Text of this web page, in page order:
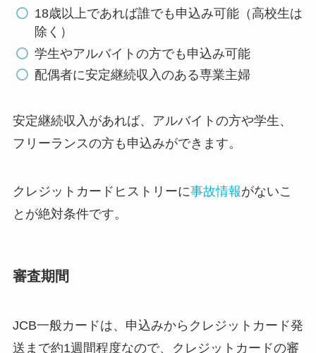
18歳以上であれば誰でも申込み可能（高校生は
除く）
学生やアルバイトの方でも申込み可能
配偶者に安定継続収入のある専業主婦
安定継続収入があれば、アルバイトの方や学生、
フリーランスの方も申込みができます。
クレジットカードヒストリーに事故情報がないこ
とが絶対条件です。
審査期間
JCB一般カードは、申込みからクレジットカード発
送まで約1週間程度なので、クレジットカードの審